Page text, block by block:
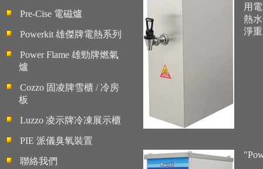
Pre-Cise 電磁爐
Powerkit 雄傑牌電熱系列
Power Flame 雄勁牌燃氣
爐
Cozzo 固凌牌雪櫃 / 冷房
板
Luzzo 凌示牌冷凍展示櫃
PIE 派儀臭氧裝置
聯絡我們
用
熱
淨